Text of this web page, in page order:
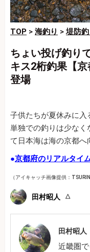
TOP > 海釣り >堤防釣
ちょい投げ釣り
キス2桁釣果【
登場
子供たちが夏休みに
単独での釣りは少な
て日本海は海の京都へ
●京都府のリアルタイ
（アイキャッチ画像提供：
田村昭人
田村昭人
近畿圏